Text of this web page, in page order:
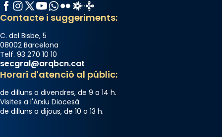
Memòria de les santes Juliana i
Semproniana, verges i màrtirs.
Acompanyant la història de sant Cugat, a
partir de l’Edat Mitjana sorgeix la tradició
que les santes Juliana (“relatiu a Júlia”) i
Semproniana (“relatiu a Semprònia =
eterna”) són deixebles seves. I l’any 1667, el
frare Joan Gaspar Roig, afirma en una obra
que les santes són filles de l’antiga Iluro.
Mataró en reivindicarà les relíquies fins que
Facebook
Instagram
X / Twitter
YouTube
WhatsApp
FlickrRadio Estel
Catalunya Cristiana
Contacte i suggeriments:
C. del Bisbe, 5
08002 Barcelona
Telf. 93 270 10 10
secgral@arqbcn.cat
Horari d'atenció al públic:
de dilluns a divendres, de 9 a 14 h.
Visites a l'Arxiu Diocesà:
de dilluns a dijous, de 10 a 13 h.